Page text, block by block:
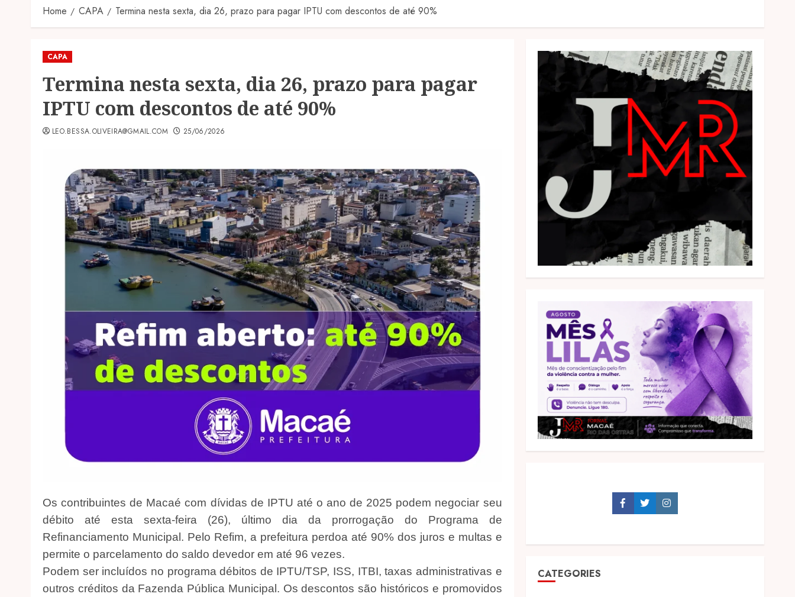
Home CAPA Termina nesta sexta, dia 26, prazo para pagar IPTU com descontos de até 90%
CAPA
Termina nesta sexta, dia 26, prazo para pagar
IPTU com descontos de até 90%
LEO.BESSA.OLIVEIRA@GMAIL.COM 25/06/2026
Os contribuintes de Macaé com dívidas de IPTU até o ano de 2025 podem negociar seu
débito até esta sexta-feira (26), último dia da prorrogação do Programa de
Refinanciamento Municipal. Pelo Refim, a prefeitura perdoa até 90% dos juros e multas e
permite o parcelamento do saldo devedor em até 96 vezes.
Podem ser incluídos no programa débitos de IPTU/TSP, ISS, ITBI, taxas administrativas e
outros créditos da Fazenda Pública Municipal. Os descontos são históricos e promovidos
Facebook
TwitterInstagram
CATEGORIES